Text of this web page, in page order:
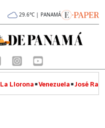
29.6°C | PANAMÁ
La Llorona Venezuela José